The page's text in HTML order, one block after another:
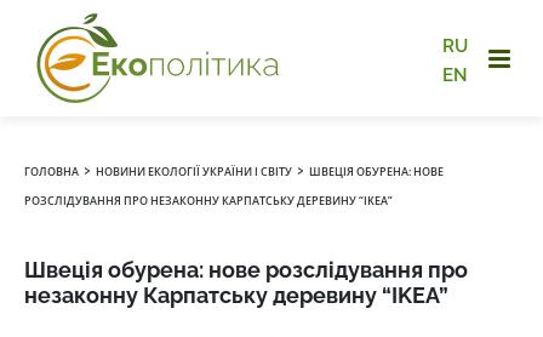
RU
EN
ГОЛОВНА › НОВИНИ ЕКОЛОГІЇ УКРАЇНИ І СВІТУ › ШВЕЦІЯ ОБУРЕНА: НОВЕ
РОЗСЛІДУВАННЯ ПРО НЕЗАКОННУ КАРПАТСЬКУ ДЕРЕВИНУ “IKEA”
Швеція обурена: нове розслідування про
незаконну Карпатську деревину “IKEA”